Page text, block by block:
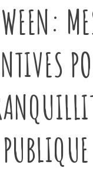
PUBLIQUE